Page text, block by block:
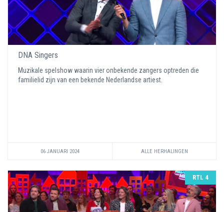
DNA Singers
Muzikale spelshow waarin vier onbekende zangers optreden die
familielid zijn van een bekende Nederlandse artiest.
06 JANUARI 2024 ALLE HERHALINGEN
RTL 4